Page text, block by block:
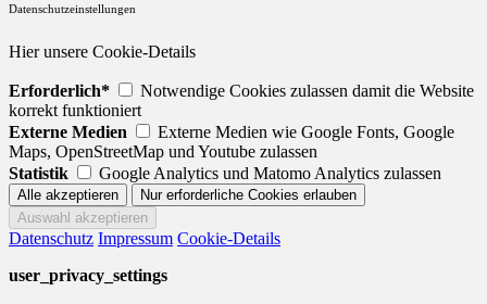
Datenschutzeinstellungen
Hier unsere Cookie-Details
Erforderlich*
Notwendige Cookies zulassen damit die Website
korrekt funktioniert
Externe Medien
Externe Medien wie Google Fonts, Google
Maps, OpenStreetMap und Youtube zulassen
Statistik
Google Analytics und Matomo Analytics zulassen
Datenschutz Impressum Cookie-Details
user_privacy_settings